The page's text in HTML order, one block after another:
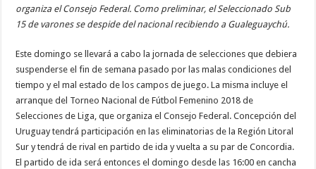
organiza el Consejo Federal. Como preliminar, el Seleccionado Sub
15 de varones se despide del nacional recibiendo a Gualeguaychú.
Este domingo se llevará a cabo la jornada de selecciones que debiera
suspenderse el fin de semana pasado por las malas condiciones del
tiempo y el mal estado de los campos de juego. La misma incluye el
arranque del Torneo Nacional de Fútbol Femenino 2018 de
Selecciones de Liga, que organiza el Consejo Federal. Concepción del
Uruguay tendrá participación en las eliminatorias de la Región Litoral
Sur y tendrá de rival en partido de ida y vuelta a su par de Concordia.
El partido de ida será entonces el domingo desde las 16:00 en cancha